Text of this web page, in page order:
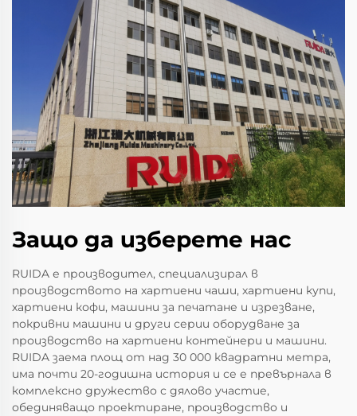
Защо да изберете нас
RUIDA е производител, специализирал в
производството на хартиени чаши, хартиени купи,
хартиени кофи, машини за печатане и изрезване,
покривни машини и други серии оборудване за
производство на хартиени контейнери и машини.
RUIDA заема площ от над 30 000 квадратни метра,
има почти 20-годишна история и се е превърнала в
комплексно дружество с дялово участие,
обединяващо проектиране, производство и